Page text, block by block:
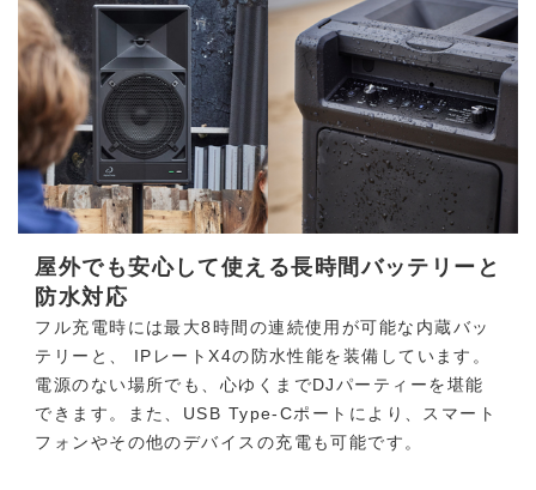
屋外でも安心して使える長時間バッテリーと
防水対応
フル充電時には最大8時間の連続使用が可能な内蔵バッ
テリーと、 IPレートX4の防水性能を装備しています。
電源のない場所でも、心ゆくまでDJパーティーを堪能
できます。また、USB Type-Cポートにより、スマート
フォンやその他のデバイスの充電も可能です。